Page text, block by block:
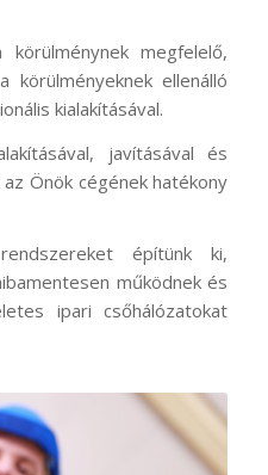
körülménynek megfelelő,
ellenálló
kialakításával.
javításával és
Önök cégének hatékony
építünk ki,
működnek és
ipari csőhálózatokat